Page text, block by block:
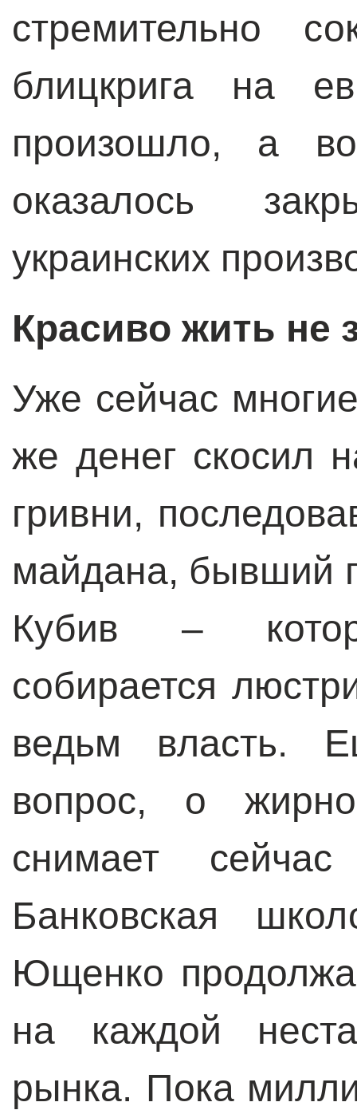
стремительно
блицкрига на
произошло, а
оказалось
украинских
Красиво жить не
Уже сейчас
же денег скосил
гривни,
майдана, бывший
Кубив –
собирается
ведьм власть.
вопрос, о
снимает
Банковская
Ющенко
на каждой
рынка. Пока